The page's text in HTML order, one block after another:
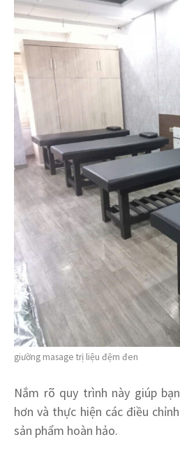
giường masage trị liệu đệm đen
Nắm rõ quy trình này giúp
hơn và thực hiện các điều
sản phẩm hoàn hảo.